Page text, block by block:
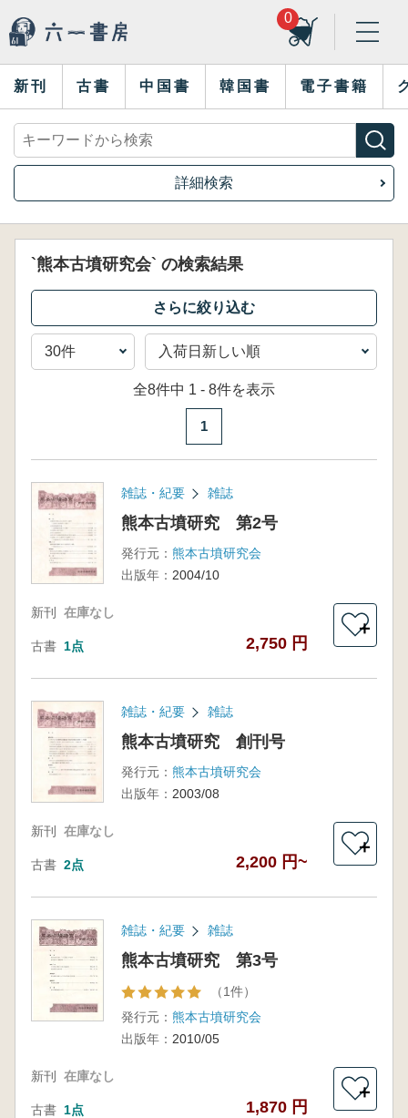
0
新刊 古書 中国書 韓国書 電子書籍
詳細検索
`熊本古墳研究会` の検索結果
全8件中 1 - 8件を表示
1
雑誌・紀要 雑誌
熊本古墳研究 第2号
発行元： 熊本古墳研究会
出版年： 2004/10
新刊 在庫なし
古書 1点 2,750 円
＋
雑誌・紀要 雑誌
熊本古墳研究 創刊号
発行元： 熊本古墳研究会
出版年： 2003/08
新刊 在庫なし
古書 2点 2,200 円~
＋
雑誌・紀要 雑誌
熊本古墳研究 第3号
（1件）
発行元： 熊本古墳研究会
出版年： 2010/05
新刊 在庫なし
古書 1点 1,870 円
＋